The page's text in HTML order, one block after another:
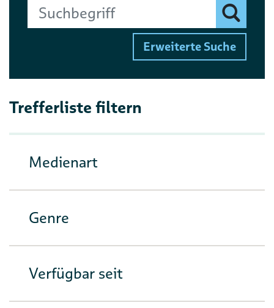
Finden
Erweiterte Suche
Trefferliste filtern
Medienart
Genre
Verfügbar seit